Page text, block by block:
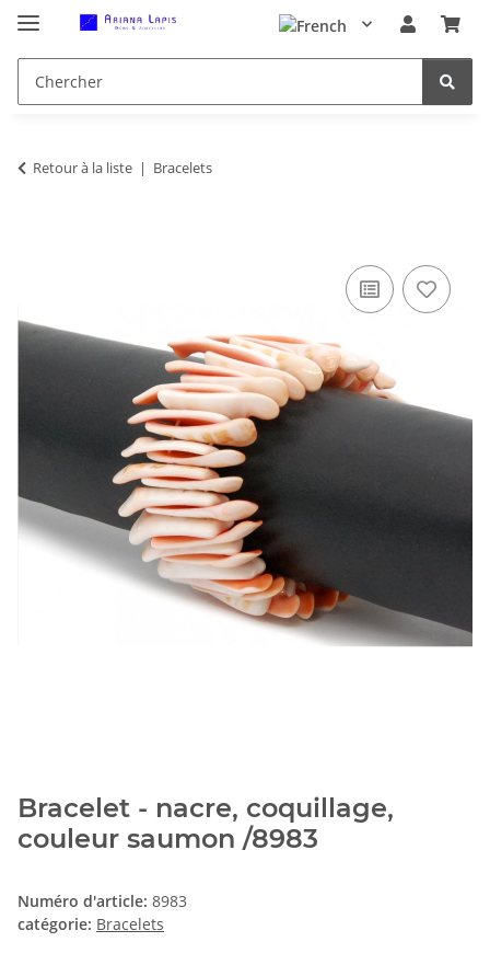
Retour à la liste Bracelets
Bracelet - nacre, coquillage,
couleur saumon /8983
Numéro d'article: 8983
catégorie: Bracelets